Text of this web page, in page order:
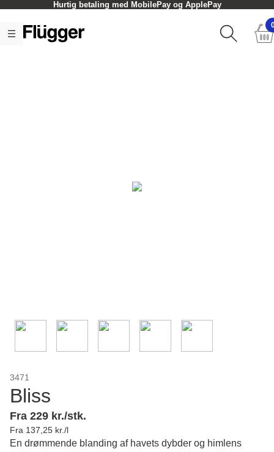
Hurtig betaling med MobilePay og ApplePay
3471
Bliss
Fra 229 kr./stk.
Fra 137,25 kr./l
En drømmende blanding af havets dybder og himlens